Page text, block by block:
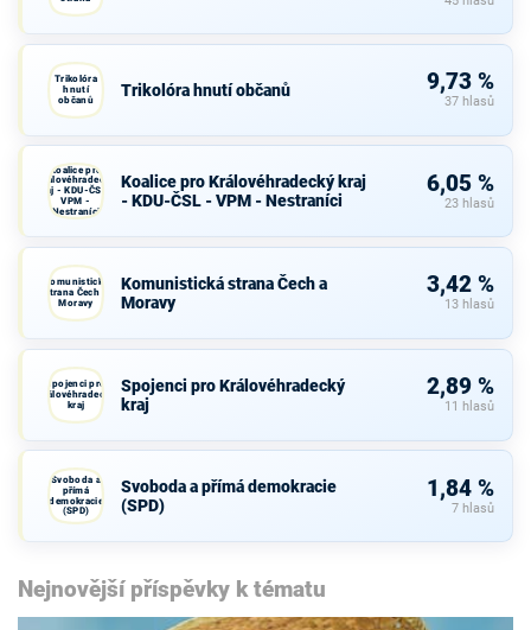
Trikolóra
hnutí
občanů
Trikolóra hnutí občanů 9,73 %
37 hlasů
Koalice pro
Královéhradecký
kraj - KDU-ČSL -
VPM -
Nestraníci
Koalice pro Královéhradecký kraj
- KDU-ČSL - VPM - Nestraníci
6,05 %
23 hlasů
Komunistická
strana Čech a
Moravy
Komunistická strana Čech a
Moravy
3,42 %
13 hlasů
Spojenci pro
Královéhradecký
kraj
Spojenci pro Královéhradecký
kraj
2,89 %
11 hlasů
Svoboda a
přímá
demokracie
(SPD)
Svoboda a přímá demokracie
(SPD)
1,84 %
7 hlasů
Nejnovější příspěvky k tématu